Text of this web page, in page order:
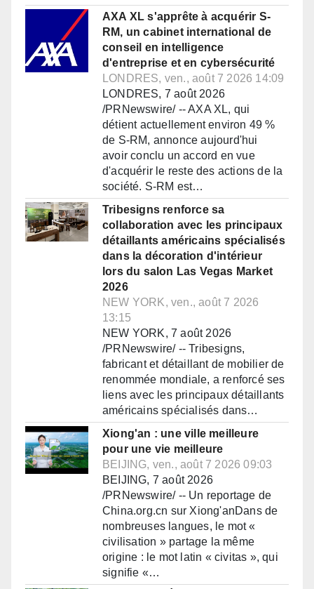
AXA XL s'apprête à acquérir S-
RM, un cabinet international de
conseil en intelligence
d'entreprise et en cybersécurité
LONDRES, ven., août 7 2026 14:09
LONDRES, 7 août 2026
/PRNewswire/ -- AXA XL, qui
détient actuellement environ 49 %
de S-RM, annonce aujourd'hui
avoir conclu un accord en vue
d'acquérir le reste des actions de la
société. S-RM est…
Tribesigns renforce sa
collaboration avec les principaux
détaillants américains spécialisés
dans la décoration d'intérieur
lors du salon Las Vegas Market
2026
NEW YORK, ven., août 7 2026
13:15
NEW YORK, 7 août 2026
/PRNewswire/ -- Tribesigns,
fabricant et détaillant de mobilier de
renommée mondiale, a renforcé ses
liens avec les principaux détaillants
américains spécialisés dans…
Xiong'an : une ville meilleure
pour une vie meilleure
BEIJING, ven., août 7 2026 09:03
BEIJING, 7 août 2026
/PRNewswire/ -- Un reportage de
China.org.cn sur Xiong'anDans de
nombreuses langues, le mot «
civilisation » partage la même
origine : le mot latin « civitas », qui
signifie «…